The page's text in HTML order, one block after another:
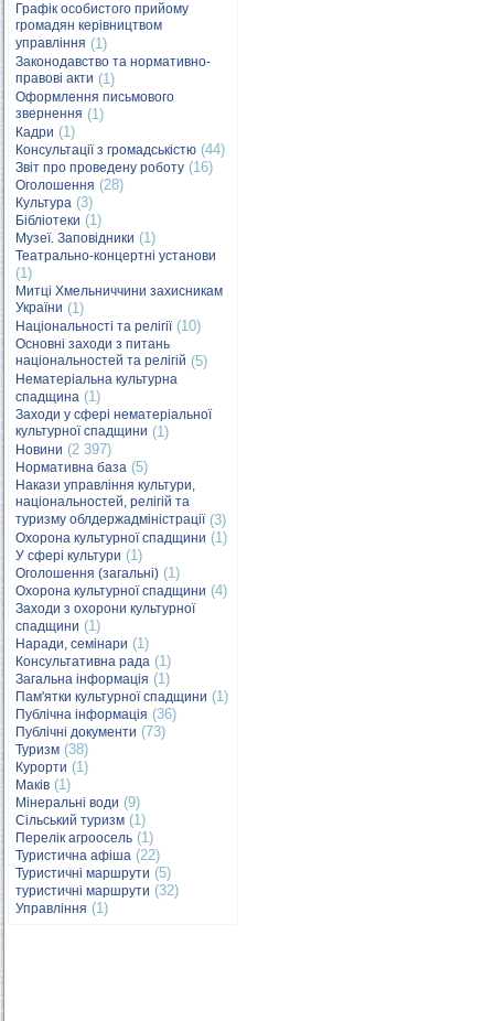
Графік особистого прийому
громадян керівництвом
управління (1)
Законодавство та нормативно-
правові акти (1)
Оформлення письмового
звернення (1)
Кадри (1)
Консультації з громадськістю (44)
Звіт про проведену роботу (16)
Оголошення (28)
Культура (3)
Бібліотеки (1)
Музеї. Заповідники (1)
Театрально-концертні установи
(1)
Митці Хмельниччини захисникам
України (1)
Національності та релігії(10)
Основні заходи з питань
національностей та релігій (5)
Нематеріальна культурна
спадщина (1)
Заходи у сфері нематеріальної
культурної спадщини (1)
Новини (2 397)
Нормативна база (5)
Накази управління культури,
національностей, релігій та
туризму облдержадміністрації(3)
Охорона культурної спадщини (1)
У сфері культури (1)
Оголошення (загальні) (1)
Охорона культурної спадщини (4)
Заходи з охорони культурної
спадщини (1)
Наради, семінари (1)
Консультативна рада (1)
Загальна інформація (1)
Пам'ятки культурної спадщини (1)
Публічна інформація (36)
Публічні документи (73)
Туризм (38)
Курорти (1)
Маків (1)
Мінеральні води (9)
Сільський туризм (1)
Перелік агроосель (1)
Туристична афіша (22)
Туристичні маршрути (5)
туристичні маршрути (32)
Управління (1)